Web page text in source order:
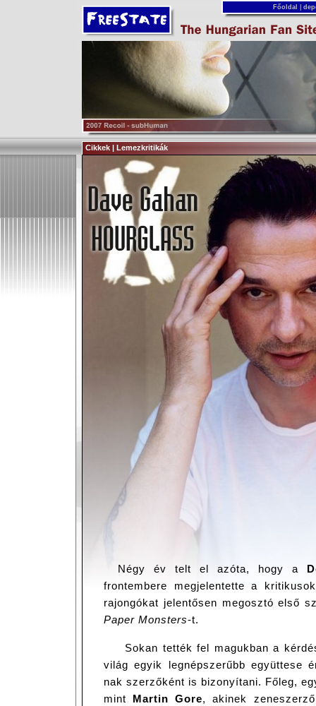
Főoldal
Cikkek | Lemezkritikák
Négy év telt el azóta, hogy a
frontembere megjelentette a
rajongókat jelentősen megosztó első
Paper Monsters-t.
Sokan tették fel magukban a
világ egyik legnépszerűbb együttese
nak szerzőként is bizonyítani. Főleg,
mint Martin Gore, akinek